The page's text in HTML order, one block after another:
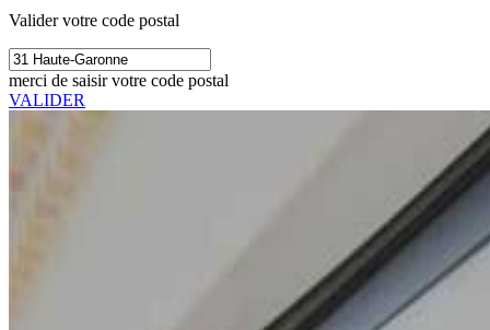
Valider votre code postal
merci de saisir votre code postal
VALIDER